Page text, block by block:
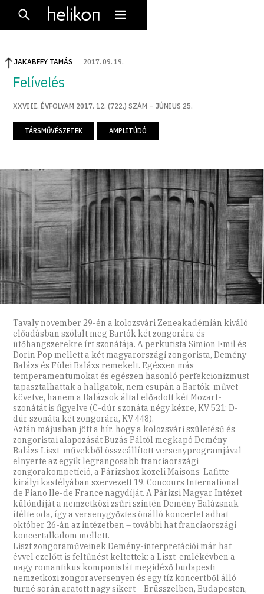
JAKABFFY TAMÁS 2017.09. 19.
Felívelés
XXVIII. ÉVFOLYAM 2017. 12. (722.) SZÁM – JÚNIUS 25.
TÁRSMŰVÉSZETEK AMPLITÚDÓ
Tavaly november 29-én a kolozsvári Zeneakadémián kiváló
előadásban szólalt meg Bartók két zongorára és
ütőhangszerekre írt szonátája. A perkutista Simion Emil és
Dorin Pop mellett a két magyarországi zongorista, Demény
Balázs és Fülei Balázs remekelt. Egészen más
temperamentumokat és egészen hasonló perfekcionizmust
tapasztalhattak a hallgatók, nem csupán a Bartók-művet
követve, hanem a Balázsok által előadott két Mozart-
szonátát is figyelve (C-dúr szonáta négy kézre, KV 521; D-
dúr szonáta két zongorára, KV 448).
Aztán májusban jött a hír, hogy a kolozsvári születésű és
zongoristai alapozását Buzás Páltól megkapó Demény
Balázs Liszt-művekből összeállított versenyprogramjával
elnyerte az egyik legrangosabb franciaországi
zongorakompetíció, a Párizshoz közeli Maisons-Lafitte
királyi kastélyában szervezett 19. Concours International
de Piano Ile-de France nagydíját. A Párizsi Magyar Intézet
különdíját a nemzetközi zsűri szintén Demény Balázsnak
ítélte oda, így a versenygyőztes önálló koncertet adhat
október 26-án az intézetben – további hat franciaországi
koncertalkalom mellett.
Liszt zongoraműveinek Demény-interpretációi már hat
évvel ezelőtt is feltűnést keltettek: a Liszt-emlékévben a
nagy romantikus komponistát megidéző budapesti
nemzetközi zongoraversenyen és egy tíz koncertből álló
turné során aratott nagy sikert – Brüsszelben, Budapesten,